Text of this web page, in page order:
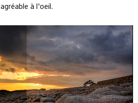
agréable à l'oeil.